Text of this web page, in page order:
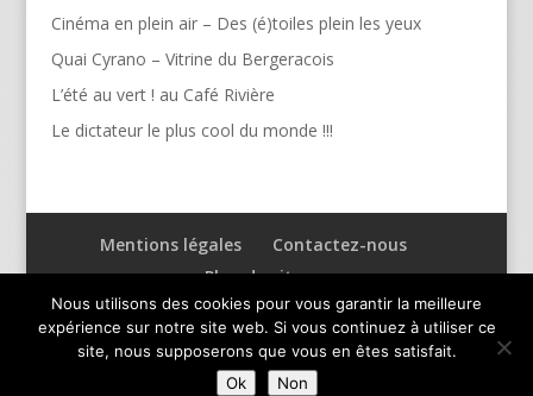
Cinéma en plein air – Des (é)toiles plein les yeux
Quai Cyrano – Vitrine du Bergeracois
L’été au vert ! au Café Rivière
Le dictateur le plus cool du monde !!!
Mentions légales
Contactez-nous
Plan du site
TOPACKI™ , Creative Communication
Nous utilisons des cookies pour vous garantir la meilleure
expérience sur notre site web. Si vous continuez à utiliser ce
site, nous supposerons que vous en êtes satisfait.
Ok
Non